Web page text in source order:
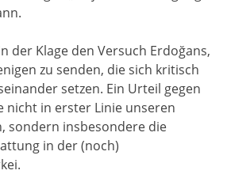
der Klage den Versuch Erdoğans,
zu senden, die sich kritisch
setzen. Ein Urteil gegen
nicht in erster Linie unseren
sondern insbesondere die
in der (noch)